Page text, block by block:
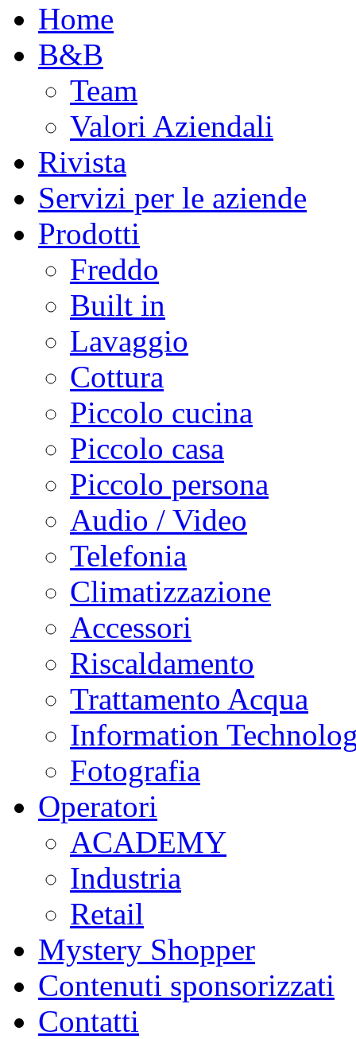
Home
B&B
Team
Valori Aziendali
Rivista
Servizi per le aziende
Prodotti
Freddo
Built in
Lavaggio
Cottura
Piccolo cucina
Piccolo casa
Piccolo persona
Audio / Video
Telefonia
Climatizzazione
Accessori
Riscaldamento
Trattamento Acqua
Information
Fotografia
Operatori
ACADEMY
Industria
Retail
Mystery Shopper
Contenuti sponsorizzati
Contatti